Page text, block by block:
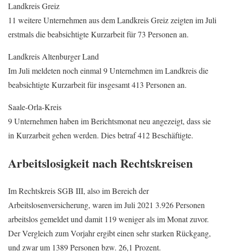
Landkreis Greiz
11 weitere Unternehmen aus dem Landkreis Greiz zeigten im Juli
erstmals die beabsichtigte Kurzarbeit für 73 Personen an.
Landkreis Altenburger Land
Im Juli meldeten noch einmal 9 Unternehmen im Landkreis die
beabsichtigte Kurzarbeit für insgesamt 413 Personen an.
Saale-Orla-Kreis
9 Unternehmen haben im Berichtsmonat neu angezeigt, dass sie
in Kurzarbeit gehen werden. Dies betraf 412 Beschäftigte.
Arbeitslosigkeit nach Rechtskreisen
Im Rechtskreis SGB III, also im Bereich der
Arbeitslosenversicherung, waren im Juli 2021 3.926 Personen
arbeitslos gemeldet und damit 119 weniger als im Monat zuvor.
Der Vergleich zum Vorjahr ergibt einen sehr starken Rückgang,
und zwar um 1389 Personen bzw. 26,1 Prozent.